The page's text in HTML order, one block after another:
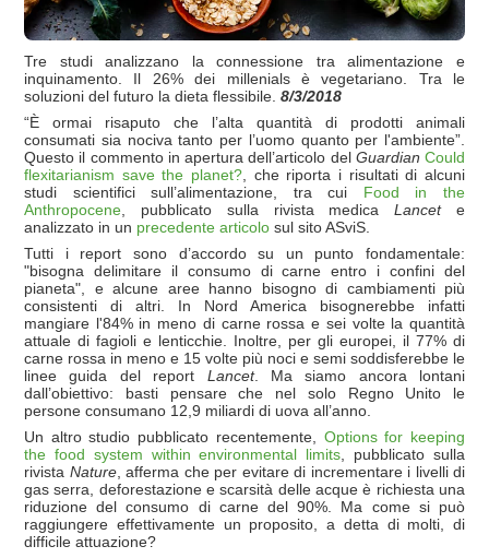
Tre studi analizzano la connessione tra alimentazione e
inquinamento. Il 26% dei millenials è vegetariano. Tra le
soluzioni del futuro la dieta flessibile. 8/3/2018
“È ormai risaputo che l’alta quantità di prodotti animali
consumati sia nociva tanto per l’uomo quanto per l'ambiente”.
Questo il commento in apertura dell’articolo del Guardian Could
flexitarianism save the planet? , che riporta i risultati di alcuni
studi scientifici sull’alimentazione, tra cui Food in the
Anthropocene , pubblicato sulla rivista medicaLancete
analizzato in un precedente articolo sul sito ASviS.
Tutti i report sono d’accordo su un punto fondamentale:
"bisogna delimitare il consumo di carne entro i confini del
pianeta", e alcune aree hanno bisogno di cambiamenti più
consistenti di altri. In Nord America bisognerebbe infatti
mangiare l'84% in meno di carne rossa e sei volte la quantità
attuale di fagioli e lenticchie. Inoltre, per gli europei, il 77% di
carne rossa in meno e 15 volte più noci e semi soddisferebbe le
linee guida del report Lancet. Ma siamo ancora lontani
dall’obiettivo: basti pensare che nel solo Regno Unito le
persone consumano 12,9 miliardi di uova all’anno.
Un altro studio pubblicato recentemente, Options for keeping
the food system within environmental limits , pubblicato sulla
rivista Nature, afferma che per evitare di incrementare i livelli di
gas serra, deforestazione e scarsità delle acque è richiesta una
riduzione del consumo di carne del 90%. Ma come si può
raggiungere effettivamente un proposito, a detta di molti, di
difficile attuazione?